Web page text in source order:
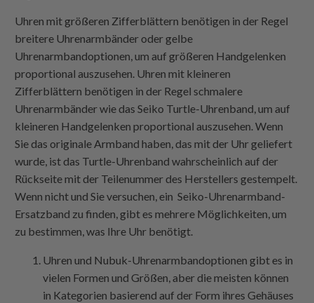
Uhren mit größeren Zifferblättern benötigen in der Regel
breitere Uhrenarmbänder oder gelbe
Uhrenarmbandoptionen, um auf größeren Handgelenken
proportional auszusehen. Uhren mit kleineren
Zifferblättern benötigen in der Regel schmalere
Uhrenarmbänder wie das Seiko Turtle-Uhrenband, um auf
kleineren Handgelenken proportional auszusehen. Wenn
Sie das originale Armband haben, das mit der Uhr geliefert
wurde, ist das Turtle-Uhrenband wahrscheinlich auf der
Rückseite mit der Teilenummer des Herstellers gestempelt.
Wenn nicht und Sie versuchen, ein Seiko-Uhrenarmband-
Ersatzband zu finden, gibt es mehrere Möglichkeiten, um
zu bestimmen, was Ihre Uhr benötigt.
Uhren und Nubuk-Uhrenarmbandoptionen gibt es in
vielen Formen und Größen, aber die meisten können
in Kategorien basierend auf der Form ihres Gehäuses